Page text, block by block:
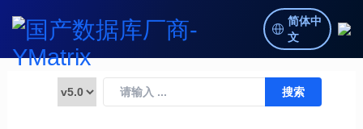
简体中
文